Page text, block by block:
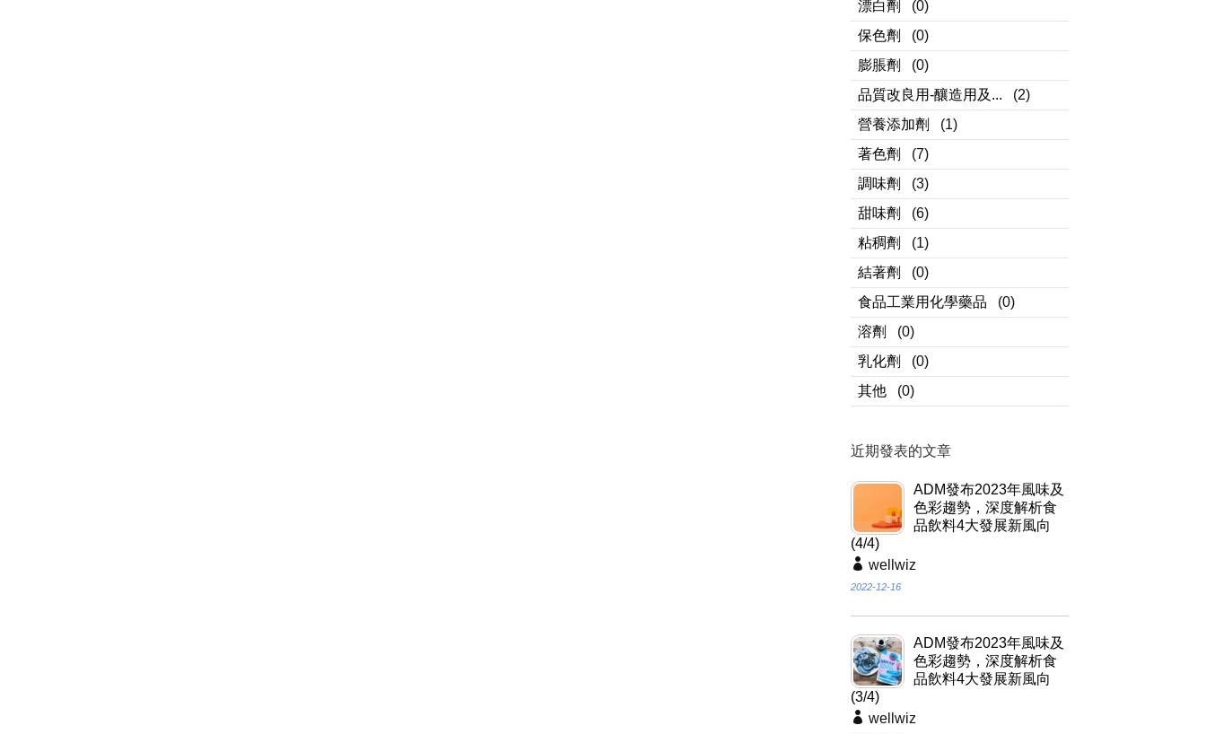
漂白劑
(0)
保色劑
(0)
膨脹劑
(0)
品質改良用-釀造用及...
(2)
營養添加劑
(1)
著色劑
(7)
調味劑
(3)
甜味劑
(6)
粘稠劑
(1)
結著劑
(0)
食品工業用化學藥品
(0)
溶劑
(0)
乳化劑
(0)
其他
(0)
近期發表的文章
ADM發布2023年風味及
色彩趨勢，深度解析食
品飲料4大發展新風向
(4/4)
wellwiz
2022-12-16
ADM發布2023年風味及
色彩趨勢，深度解析食
品飲料4大發展新風向
(3/4)
wellwiz